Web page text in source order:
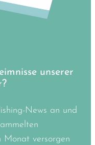
unserer
News an und
Monat versorgen